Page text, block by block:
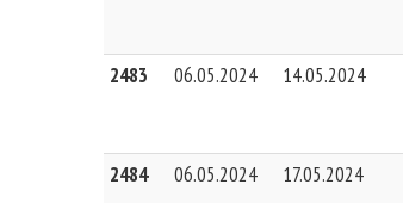
2483 06.05.2024 14.05.2024
2484 06.05.2024 17.05.2024